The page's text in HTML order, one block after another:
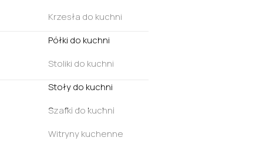
Krzesła do kuchni
Półki do kuchni
Stoliki do kuchni
Stoły do kuchni
Szafki do kuchni
Witryny kuchenne